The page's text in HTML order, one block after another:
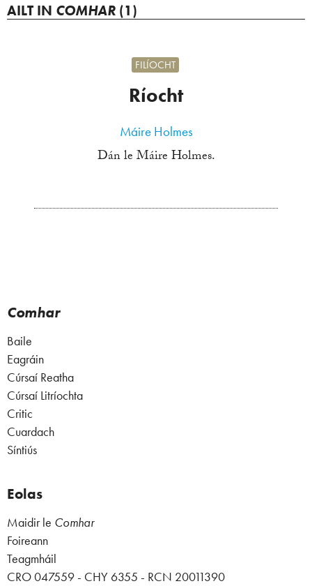
AILT IN COMHAR (1)
Ríocht
FILÍOCHT
Máire Holmes
Dán le Máire Holmes.
Comhar
Baile
Eagráin
Cúrsaí Reatha
Cúrsaí Litríochta
Critic
Cuardach
Síntiús
Eolas
Maidir le Comhar
Foireann
Teagmháil
CRO 047559 - CHY 6355 - RCN 20011390